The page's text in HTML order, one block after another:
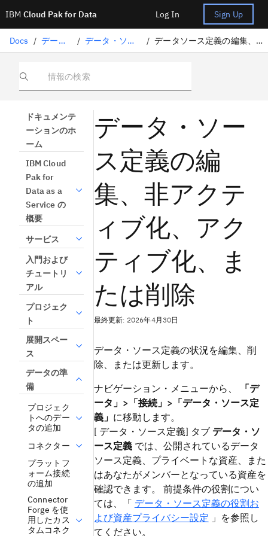
IBM Cloud Pak for Data Log In Sign Up
Docs / データの準備 / データ・ソース定義概要 / データソース定義の編集、無効化、有効化、削除
情報の検索
ドキュメンテ
ーションのホ
ーム
IBM Cloud
Pak for
Data as a
Service の
概要
サービス
入門および
チュートリ
アル
プロジェク
ト
展開スペー
ス
データの準
備
プロジェク
トへのデー
タの追加
コネクター
プラットフ
ォーム接続
の追加
Connector
Forge を使
用したカス
タムコネク
データ・ソー
ス定義の編
集、非アクテ
ィブ化、アク
ティブ化、ま
たは削除
最終更新: 2026年4月30日
データ・ソース定義の状況を編集、削
除、または更新します。
ナビゲーション・メニューから、
「デ
ータ」>「接続」>「データ・ソース定
義」 に移動します。
[ データ・ソース定義] タブ データ・ソ
ース定義では、公開されているデータ
ソース定義、プライベートな資産、また
はあなたがメンバーとなっている資産を
確認できます。 前提条件の役割につい
ては、「 データ・ソース定義の役割お
よび資産プライバシー設定 」を参照し
てください。